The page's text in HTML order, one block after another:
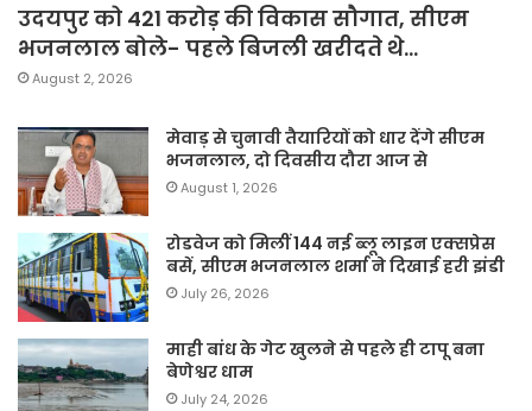
उदयपुर को 421 करोड़ की विकास सौगात, सीएम
भजनलाल बोले- पहले बिजली खरीदते थे…
August 2, 2026
मेवाड़ से चुनावी तैयारियों को धार देंगे सीएम
भजनलाल, दो दिवसीय दौरा आज से
August 1, 2026
रोडवेज को मिलीं 144 नई ब्लू लाइन एक्सप्रेस
बसें, सीएम भजनलाल शर्मा ने दिखाई हरी झंडी
July 26, 2026
माही बांध के गेट खुलने से पहले ही टापू बना
बेणेश्वर धाम
July 24, 2026